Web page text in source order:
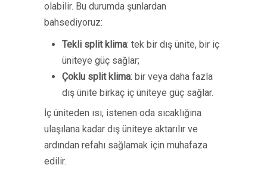
olabilir. Bu durumda şunlardan
bahsediyoruz:
Tekli split klima: tek bir dış ünite, bir iç
üniteye güç sağlar;
Çoklu split klima: bir veya daha fazla
dış ünite birkaç iç üniteye güç sağlar.
İç üniteden ısı, istenen oda sıcaklığına
ulaşılana kadar dış üniteye aktarılır ve
ardından refahı sağlamak için muhafaza
edilir.